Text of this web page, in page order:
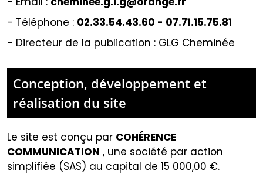
- Téléphone : 02.33.54.43.60 - 07.71.15.75.81
- Directeur de la publication : GLG Cheminée
Conception, développement et
réalisation du site
Le site est conçu par COHÉRENCE
COMMUNICATION , une société par action
simplifiée (SAS) au capital de 15 000,00 €.